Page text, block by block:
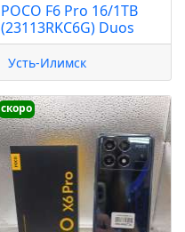
POCO F6 Pro 16/1TB
(23113RKC6G) Duos
Усть-Илимск
скоро